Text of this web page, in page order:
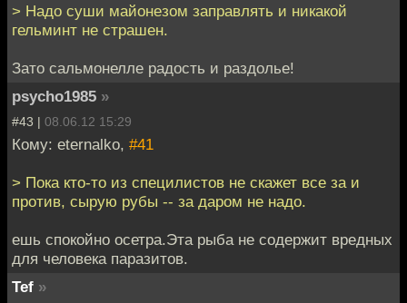
> Надо суши майонезом заправлять и никакой
гельминт не страшен.
Зато сальмонелле радость и раздолье!
psycho1985 »
#43 | 08.06.12 15:29
Кому: eternalko, #41
> Пока кто-то из специлистов не скажет все за и
против, сырую рубы -- за даром не надо.
ешь спокойно осетра.Эта рыба не содержит вредных
для человека паразитов.
Tef »